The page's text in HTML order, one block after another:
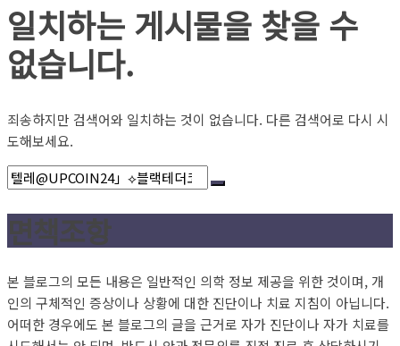
일치하는 게시물을 찾을 수
없습니다.
죄송하지만 검색어와 일치하는 것이 없습니다. 다른 검색어로 다시 시
도해보세요.
면책조항
본 블로그의 모든 내용은 일반적인 의학 정보 제공을 위한 것이며, 개
인의 구체적인 증상이나 상황에 대한 진단이나 치료 지침이 아닙니다.
어떠한 경우에도 본 블로그의 글을 근거로 자가 진단이나 자가 치료를